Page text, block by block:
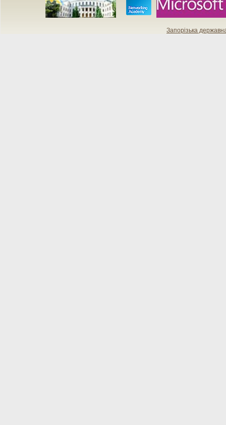
Запорізька